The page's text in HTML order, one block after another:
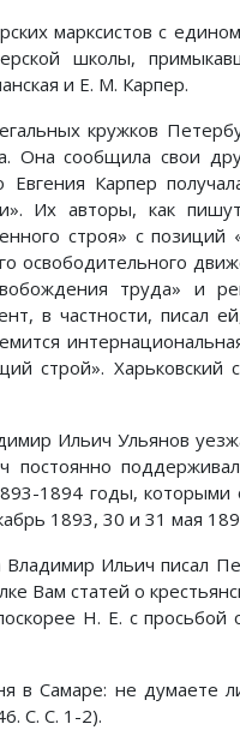
марксистов с
школы,
и Е. М. Карпер.
кружков
Она сообщила свои
Карпер
Их авторы, как
строя» с позиций
освободительного
труда» и
в частности, писал
строй». Харьковский
Ильич Ульянов
1894 годы,
1893, 30 и 31 мая
Ильич писал
Вам статей о
Н. Е. с просьбой
в Самаре: не думаете
С. С. 1-2).